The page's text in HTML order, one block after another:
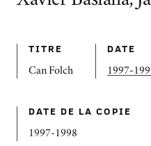
TITRE
Can Folch
DATE
1997-
DATE DE LA COPIE
1997-1998